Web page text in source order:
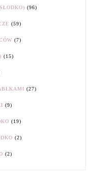
(96)
(59)
(7)
(15)
(27)
(9)
(19)
(2)
(2)